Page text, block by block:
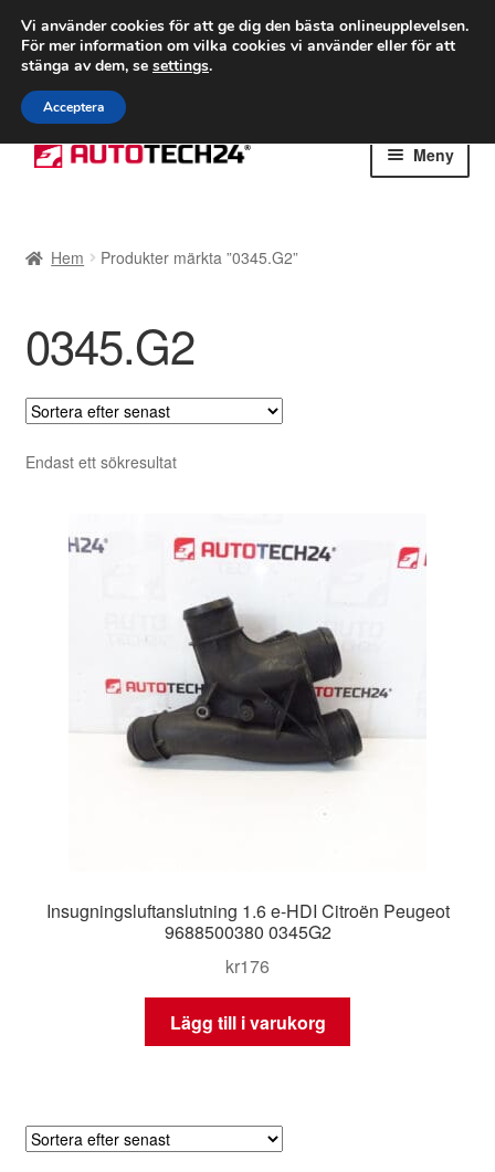
FRAKT från 75 kr
Världsomspännande frakt
Ring 766 924 713
Hoppa
till
Hoppa
till
Meny
Betalningar
Integritetspolicy
Klagomål
Kolla upp
Reklamationsprocedur
Villkor
Hem Produkter märkta ”0345.G2”
0345.G2
Endast ett sökresultat
Insugningsluftanslutning 1.6 e-HDI Citroën Peugeot
9688500380 0345G2
kr176
Lägg till i varukorg
Vi använder cookies för att ge dig den bästa onlineupplevelsen.
För mer information om vilka cookies vi använder eller för att
stänga av dem, se settings.
Acceptera